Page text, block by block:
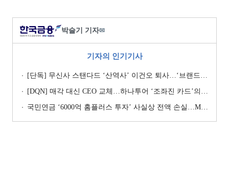
박슬기 기자✉
기자의 인기기사
[단독] 무신사 스탠다드 ‘산역사’ 이건오 퇴사…‘브랜드 정체성’ 전환점 맞나
[DQN] 매각 대신 CEO 교체…하나투어 ‘조좌진 카드’의 속내 [Z-스코어 기업가치 바로보기]
국민연금 ‘6000억 홈플러스 투자’ 사실상 전액 손실…MBK 책임론 재점화